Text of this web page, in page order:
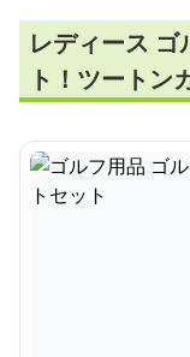
レディース
ト！ツートン